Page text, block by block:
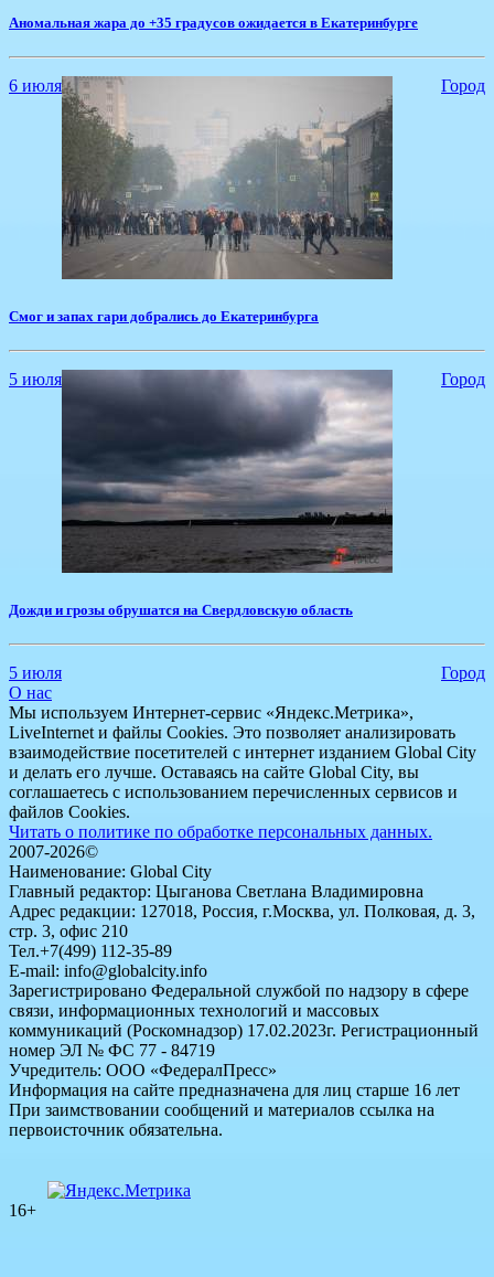
Аномальная жара до +35 градусов ожидается в Екатеринбурге
6 июля Город
Смог и запах гари добрались до Екатеринбурга
5 июля Город
Дожди и грозы обрушатся на Свердловскую область
5 июля
Город
О нас
Мы используем Интернет-сервис «Яндекс.Метрика»,
LiveInternet и файлы Cookies. Это позволяет анализировать
взаимодействие посетителей с интернет изданием Global City
и делать его лучше. Оставаясь на сайте Global City, вы
соглашаетесь с использованием перечисленных сервисов и
файлов Cookies.
Читать о политике по обработке персональных данных.
2007-2026©
Наименование: Global City
Главный редактор: Цыганова Светлана Владимировна
Адрес редакции: 127018, Россия, г.Москва, ул. Полковая, д. 3,
стр. 3, офис 210
Тел.+7(499) 112-35-89
E-mail: info@globalcity.info
Зарегистрировано Федеральной службой по надзору в сфере
связи, информационных технологий и массовых
коммуникаций (Роскомнадзор) 17.02.2023г. Регистрационный
номер ЭЛ № ФС 77 - 84719
Учредитель: ООО «ФедералПресс»
Информация на сайте предназначена для лиц старше 16 лет
При заимствовании сообщений и материалов ссылка на
первоисточник обязательна.
16+